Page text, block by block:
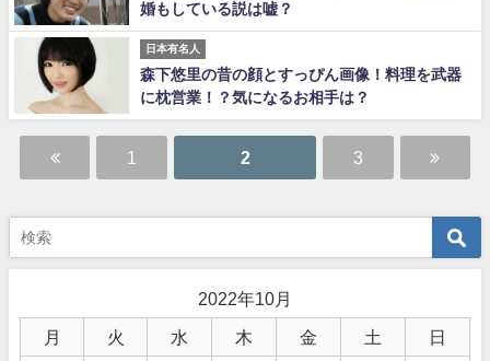
婚もしている説は嘘？
日本有名人
森下悠里の昔の顔とすっぴん画像！料理を武器
に枕営業！？気になるお相手は？
1 2 3
2022年10月
月 火 水 木 金 土 日